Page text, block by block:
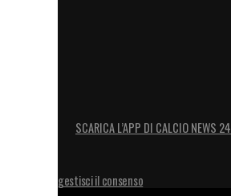
SCARICA L’APP DI CALCIO NEWS 24
gestisci il consenso